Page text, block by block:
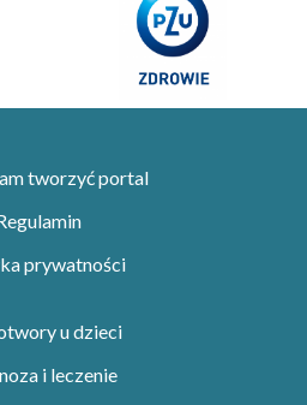
tworzyć portal
prywatności
u dzieci
i leczenie